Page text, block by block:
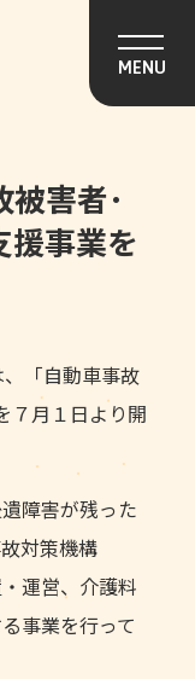
MENU
被害者･
援事業を
「自動車事故
７月１日より開
障害が残った
対策機構
運営、介護料
事業を行って